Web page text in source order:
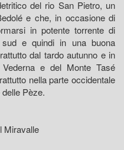
del rio San Pietro, un
e che, in occasione di
in potente torrente di
e quindi in una buona
dal tardo autunno e in
e del Monte Tasé
nella parte occidentale
Pèze.
Miravalle